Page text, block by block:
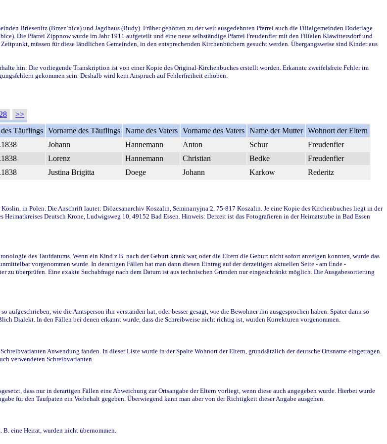
Briesenitz (Brzez`nica) und Jagdhaus (Budy). Früher gehörten zu der weit ausgedehnten Pfarrei auch die Filialgemeinden Doderlage
Die Pfarrei Zippnow wurde im Jahr 1911 aufgeteilt und eine neue selbständige Pfarrei Freudenfier mit den Filialen Klawittersdorf und
müssen für diese ländlichen Gemeinden, in den entsprechenden Kirchenbüchern gesucht werden. Übergangsweise sind Kinder aus
hin: Die vorliegende Transkription ist von einer Kopie des Original-Kirchenbuches erstellt worden. Erkannte zweifelsfreie Fehler im
gekommen sein. Deshalb wird kein Anspruch auf Fehlerfreiheit erhoben.
28
>>
Täuflings Vorname des Täuflings Name des Vaters Vorname des Vaters Name der Mutter Wohnort der Eltern
Johann Hannemann Anton Schur
Freudenfier
Lorenz Hannemann Christian Bedke
Freudenfier
Justina Brigitta Doege Johann Karkow Rederitz
in Polen. Die Anschrift lautet: Diözesanarchiv Koszalin, Seminarryjna 2, 75-817 Koszalin. Je eine Kopie des Kirchenbuches liegt in der
Deutsch Krone, Ludwigsweg 10, 49152 Bad Essen. Hinweis: Derzeit ist das Fotografieren in der Heimatstube in Bad Essen
des Taufdatums. Wenn ein Kind z.B. nach der Geburt krank war, oder die Eltern die Geburt nicht sofort anzeigen konnten, wurde das
vorgenommen wurde. In derartigen Fällen hat man dann diesen Eintrag auf der derzeitigen aktuellen Seite - am Ende -
überprüfen. Eine exakte Suchabfrage nach dem Datum ist aus technischen Gründen nur eingeschränkt möglich. Die Ausgabesortierung
wie die Amtsperson ihn verstanden hat, oder besser gesagt, wie die Bewohner ihn ausgesprochen haben. Später dann so
Dialekt. In den Fällen bei denen erkannt wurde, dass die Schreibweise nicht richtig ist, wurden Korrekturen vorgenommen.
Anwendung fanden. In dieser Liste wurde in der Spalte Wohnort der Eltern, grundsätzlich der deutsche Ortsname eingetragen.
verwendeten Schreibvarianten.
dass nur in derartigen Fällen eine Abweichung zur Ortsangabe der Eltern vorliegt, wenn diese auch angegeben wurde. Hierbei wurde
für den Taufpaten ein Vorbehalt gegeben. Überwiegend kann man aber von der Richtigkeit dieser Angabe ausgehen.
eine Heirat, wurden nicht übernommen.